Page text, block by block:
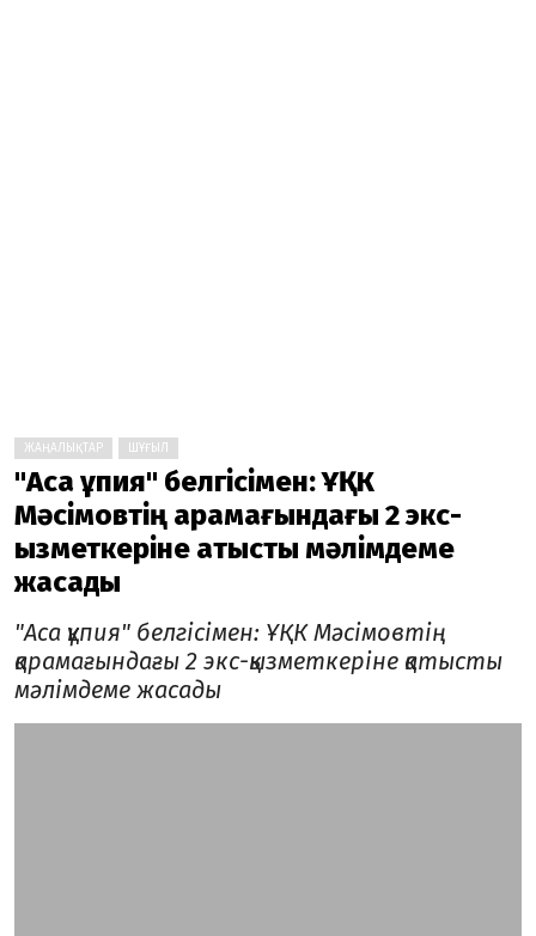
ЖАҢАЛЫҚТАР ШҰҒЫЛ
"Аса құпия" белгісімен: ҰҚК
Мәсімовтің қарамағындағы 2 экс-
қызметкеріне қатысты мәлімдеме
жасады
"Аса құпия" белгісімен: ҰҚК Мәсімовтің
қарамағындағы 2 экс-қызметкеріне қатысты
мәлімдеме жасады